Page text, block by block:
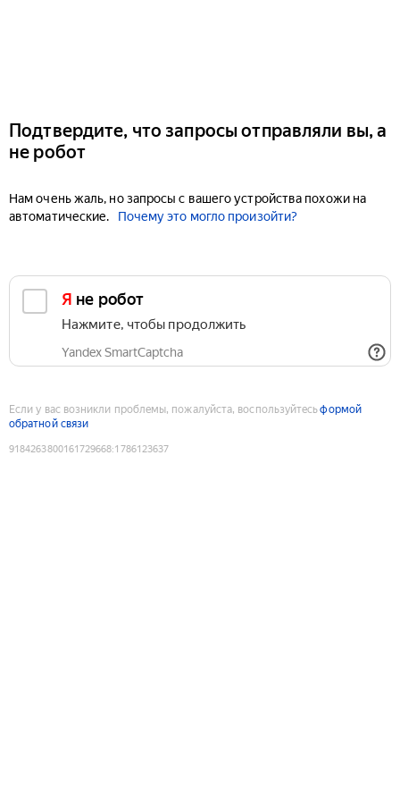
Подтвердите, что запросы отправляли вы, а
не робот
Нам очень жаль, но запросы с вашего устройства похожи на
автоматические.
Почему это могло произойти?
Я не робот
Нажмите, чтобы продолжить
Yandex SmartCaptcha
Если у вас возникли проблемы, пожалуйста, воспользуйтесьформой
обратной связи
9184263800161729668:1786123637